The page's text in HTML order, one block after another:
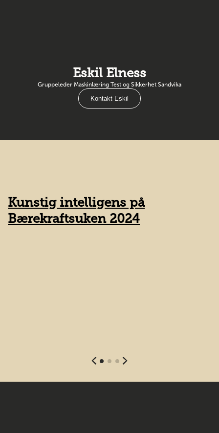
Eskil Elness
Gruppeleder Maskinlæring Test og Sikkerhet Sandvika
Kontakt Eskil
Kunstig intelligens på
Bærekraftsuken 2024